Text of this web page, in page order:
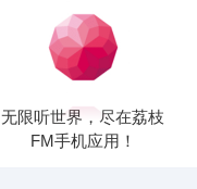
无限听世界，尽在荔枝
FM手机应用！